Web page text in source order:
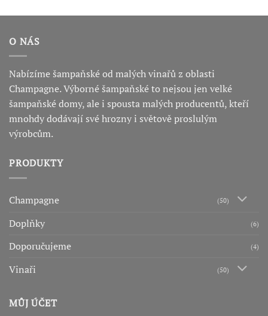
O NÁS
Nabízíme šampaňské od malých vinařů z oblasti
Champagne. Výborné šampaňské to nejsou jen velké
šampaňské domy, ale i spousta malých producentů, kteří
mnohdy dodávají své hrozny i světově proslulým
výrobcům.
PRODUKTY
Champagne (50)
Doplňky (6)
Doporučujeme (4)
Vinaři (50)
MŮJ ÚČET